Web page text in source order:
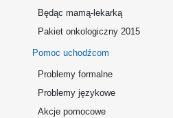
Będąc mamą-lekarką
Pakiet onkologiczny 2015
Pomoc uchodźcom
Problemy formalne
Problemy językowe
Akcje pomocowe